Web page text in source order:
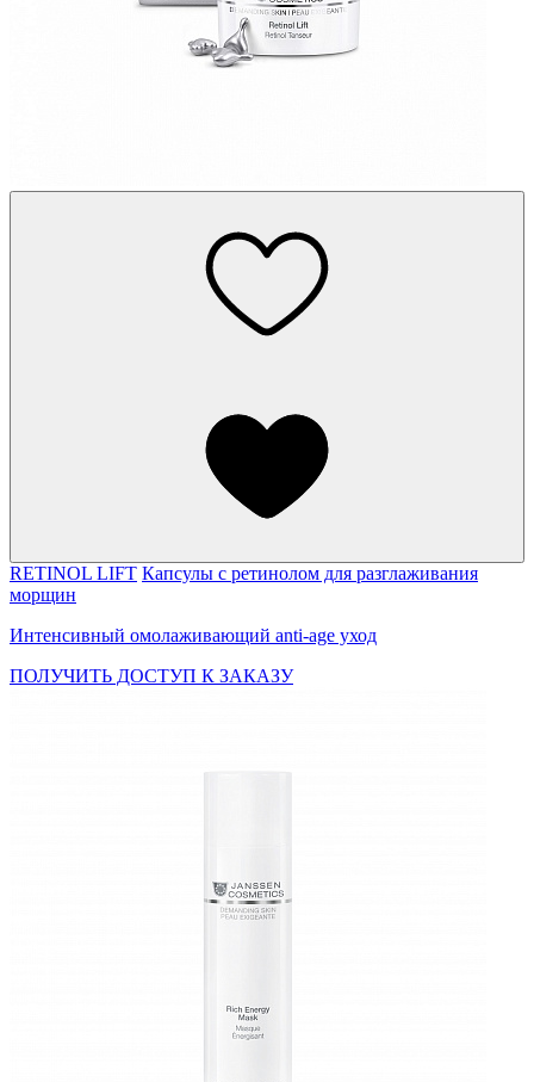
RETINOL LIFT Капсулы с ретинолом для разглаживания
морщин
Интенсивный омолаживающий anti-age уход
ПОЛУЧИТЬ ДОСТУП К ЗАКАЗУ